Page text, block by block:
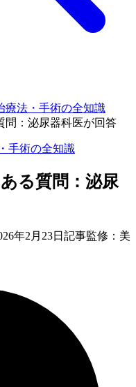
療法・手術の全知識
問：泌尿器科医が回答
手術の全知識
る質問：泌尿
年2月23日 記事監修：美